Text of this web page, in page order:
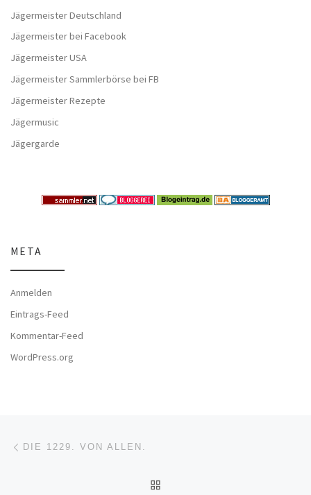
Jägermeister Deutschland
Jägermeister bei Facebook
Jägermeister USA
Jägermeister Sammlerbörse bei FB
Jägermeister Rezepte
Jägermusic
Jägergarde
META
Anmelden
Eintrags-Feed
Kommentar-Feed
WordPress.org
Beitragsnavigation
DIE 1229. VON ALLEN.